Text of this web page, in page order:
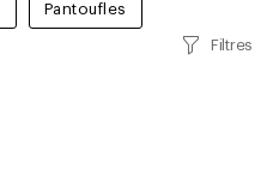
Pantoufles
Filtres